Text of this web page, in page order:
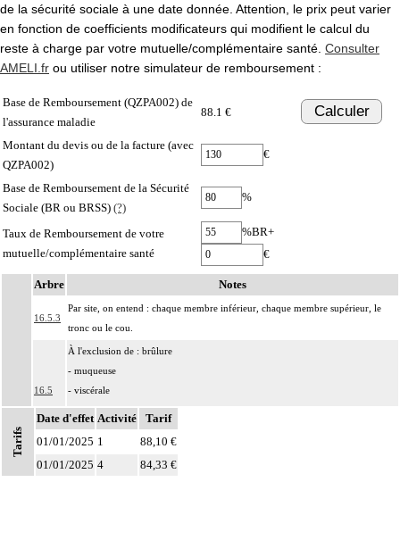
de la sécurité sociale à une date donnée. Attention, le prix peut varier
en fonction de coefficients modificateurs qui modifient le calcul du
reste à charge par votre mutuelle/complémentaire santé. Consulter
AMELI.fr ou utiliser notre simulateur de remboursement :
Base de Remboursement (QZPA002) de
l'assurance maladie
88.1 € Calculer
Montant du devis ou de la facture (avec
QZPA002)
€
Base de Remboursement de la Sécurité
Sociale (BR ou BRSS) (?)
%
Taux de Remboursement de votre
mutuelle/complémentaire santé
%BR+
€
Arbre Notes
16.5.3
Par site, on entend : chaque membre inférieur, chaque membre supérieur, le
tronc ou le cou.
16.5
À l'exclusion de : brûlure
- muqueuse
- viscérale
- osseuse
séquelles de brûlure
16.5
- brûlure de la peau et des tissus mous
Tarifs
Date d'effet Activité
Tarif
01/01/2025 1
88,10 €
01/01/2025 4 84,33 €